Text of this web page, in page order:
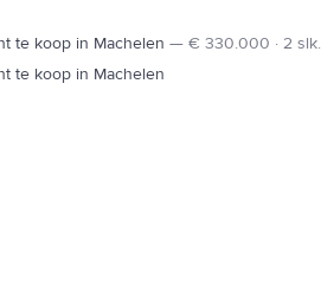
te koop in Machelen — € 330.000 · 2 slk.
te koop in Machelen